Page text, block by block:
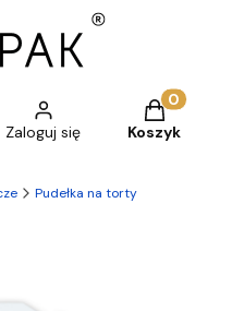
Zaloguj się
Produkty
Koszyk
Pudełka na torty